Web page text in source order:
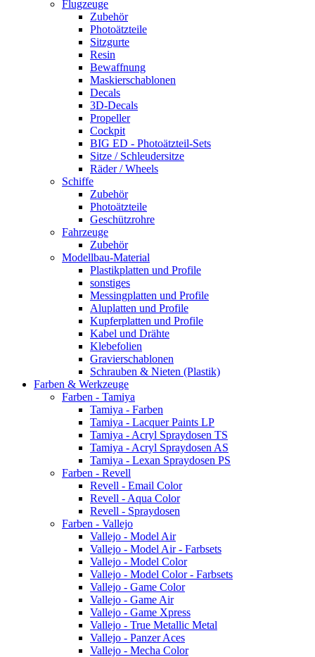
Flugzeuge
Zubehör
Photoätzteile
Sitzgurte
Resin
Bewaffnung
Maskierschablonen
Decals
3D-Decals
Propeller
Cockpit
BIG ED - Photoätzteil-Sets
Sitze / Schleudersitze
Räder / Wheels
Schiffe
Zubehör
Photoätzteile
Geschützrohre
Fahrzeuge
Zubehör
Modellbau-Material
Plastikplatten und Profile
sonstiges
Messingplatten und Profile
Aluplatten und Profile
Kupferplatten und Profile
Kabel und Drähte
Klebefolien
Gravierschablonen
Schrauben & Nieten (Plastik)
Farben & Werkzeuge
Farben - Tamiya
Tamiya - Farben
Tamiya - Lacquer Paints LP
Tamiya - Acryl Spraydosen TS
Tamiya - Acryl Spraydosen AS
Tamiya - Lexan Spraydosen PS
Farben - Revell
Revell - Email Color
Revell - Aqua Color
Revell - Spraydosen
Farben - Vallejo
Vallejo - Model Air
Vallejo - Model Air - Farbsets
Vallejo - Model Color
Vallejo - Model Color - Farbsets
Vallejo - Game Color
Vallejo - Game Air
Vallejo - Game Xpress
Vallejo - True Metallic Metal
Vallejo - Panzer Aces
Vallejo - Mecha Color